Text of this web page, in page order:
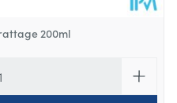
200ml